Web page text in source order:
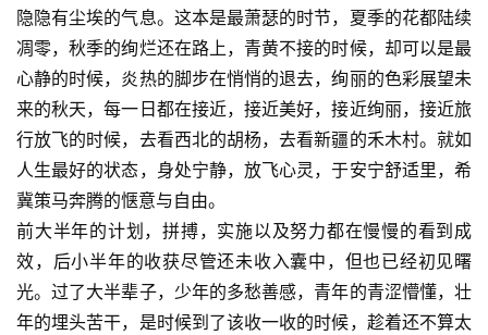
隐隐有尘埃的气息。这本是最萧瑟的时节，夏季的花都陆续
凋零，秋季的绚烂还在路上，青黄不接的时候，却可以是最
心静的时候，炎热的脚步在悄悄的退去，绚丽的色彩展望未
来的秋天，每一日都在接近，接近美好，接近绚丽，接近旅
行放飞的时候，去看西北的胡杨，去看新疆的禾木村。就如
人生最好的状态，身处宁静，放飞心灵，于安宁舒适里，希
冀策马奔腾的惬意与自由。
前大半年的计划，拼搏，实施以及努力都在慢慢的看到成
效，后小半年的收获尽管还未收入囊中，但也已经初见曙
光。过了大半辈子，少年的多愁善感，青年的青涩懵懂，壮
年的埋头苦干，是时候到了该收一收的时候，趁着还不算太